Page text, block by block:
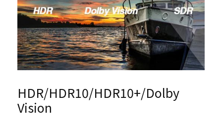
HDR/HDR10/HDR10+/Dolby
Vision